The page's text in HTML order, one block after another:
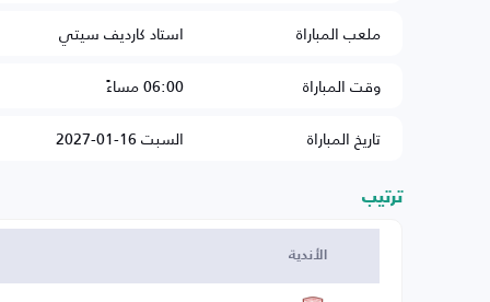
ملعب المباراة
استاد كارديف سيتي
وقت المباراة
06:00 مساءً
تاريخ المباراة
السبت 16-01-2027
ترتيب
الأندية